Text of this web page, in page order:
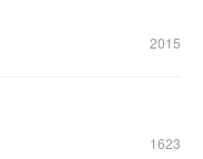
2015
1623